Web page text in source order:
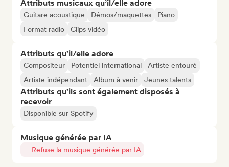
Attributs musicaux qu’il/elle adore
Guitare acoustique Démos/maquettes
Piano
Format radio
Clips vidéo
Attributs qu'il/elle adore
Compositeur Potentiel international
Artiste entouré
Artiste indépendant
Album à venir Jeunes talents
Attributs qu'ils sont également disposés à
recevoir
Disponible sur Spotify
Musique générée par IA
Refuse la musique générée par IA